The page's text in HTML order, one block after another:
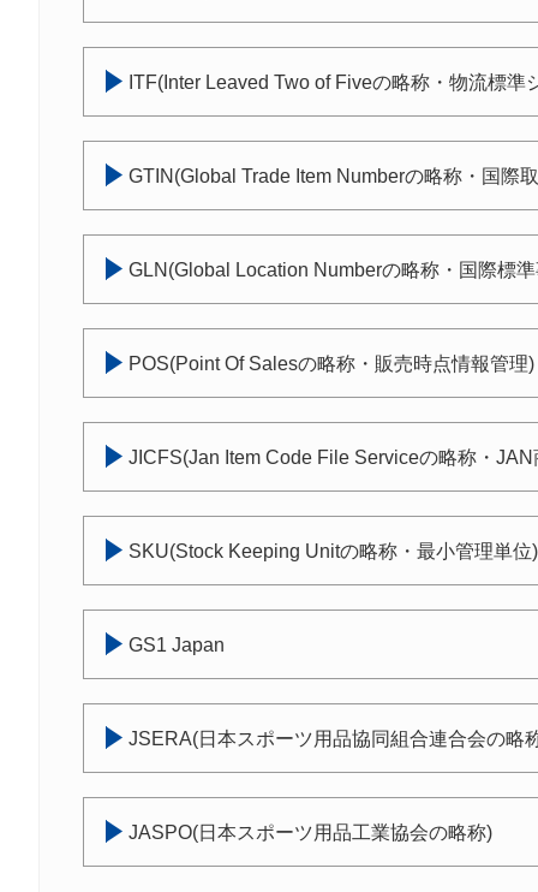
ITF(Inter Leaved Two of Fiveの略称・物流標準
GTIN(Global Trade Item Numberの略称・国際
GLN(Global Location Numberの略称・国際標
POS(Point Of Salesの略称・販売時点情報管理)
JICFS(Jan Item Code File Serviceの略称・
SKU(Stock Keeping Unitの略称・最小管理単位)
GS1 Japan
JSERA(日本スポーツ用品協同組合連合会の略
JASPO(日本スポーツ用品工業協会の略称)